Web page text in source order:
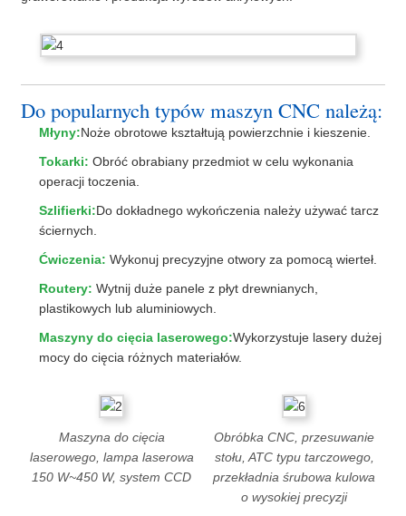
Do popularnych typów maszyn CNC należą:
Młyny:Noże obrotowe kształtują powierzchnie i kieszenie.
Tokarki: Obróć obrabiany przedmiot w celu wykonania
operacji toczenia.
Szlifierki:Do dokładnego wykończenia należy używać tarcz
ściernych.
Ćwiczenia: Wykonuj precyzyjne otwory za pomocą wierteł.
Routery: Wytnij duże panele z płyt drewnianych,
plastikowych lub aluminiowych.
Maszyny do cięcia laserowego:Wykorzystuje lasery dużej
mocy do cięcia różnych materiałów.
Maszyna do cięcia
laserowego, lampa laserowa
150 W~450 W, system CCD
Obróbka CNC, przesuwanie
stołu, ATC typu tarczowego,
przekładnia śrubowa kulowa
o wysokiej precyzji